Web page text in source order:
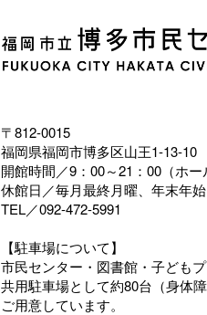
〒812-0015
福岡県福岡市博多区山王1-13-10
開館時間／9：00～21：00（ホー
休館日／毎月最終月曜、年末年始
TEL／092-472-5991
【駐車場について】
市民センター・図書館・子ども
共用駐車場として約80台（身体
ご用意しています。